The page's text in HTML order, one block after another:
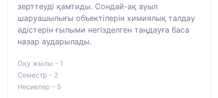
зерттеуді қамтиды. Сондай-ақ ауыл
шаруашылығы объектілерін химиялық талдау
әдістерін ғылыми негізделген таңдауға баса
назар аударылады.
Оқу жылы - 1
Семестр - 2
Несиелер - 5